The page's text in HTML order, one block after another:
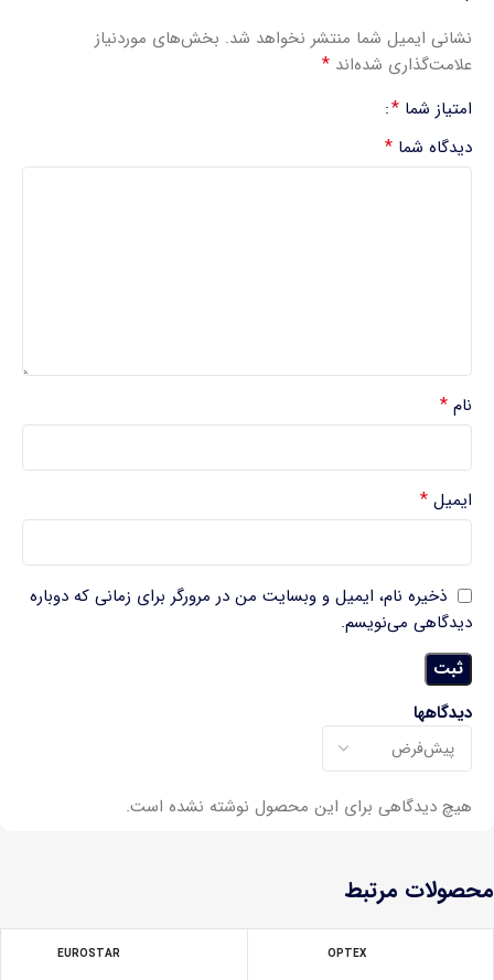
دیدگاهها
هیچ دیدگاهی برای این محصول نوشته نشده است.
نشانی ایمیل شما منتشر نخواهد شد. بخش‌های موردنیاز
علامت‌گذاری شده‌اند *
امتیاز شما *
دیدگاه شما *
نام *
ایمیل *
ذخیره نام، ایمیل و وبسایت من در مرورگر برای زمانی که دوباره
دیدگاهی می‌نویسم.
محصولات مرتبط
OPTEX
EUROSTAR